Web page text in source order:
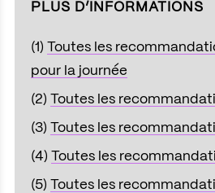
PLUS D’INFORMATIONS
(1) Toutes les
pour la journée
(2) Toutes les
(3) Toutes les
(4) Toutes les
(5) Toutes les